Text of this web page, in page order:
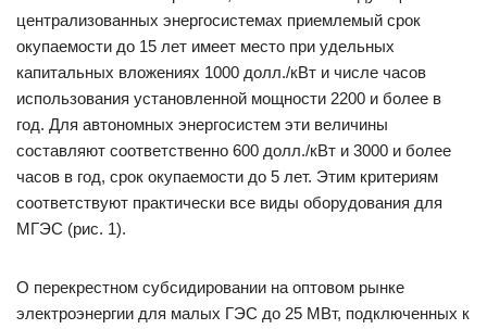
централизованных энергосистемах приемлемый срок
окупаемости до 15 лет имеет место при удельных
капитальных вложениях 1000 долл./кВт и числе часов
использования установленной мощности 2200 и более в
год. Для автономных энергосистем эти величины
составляют соответственно 600 долл./кВт и 3000 и более
часов в год, срок окупаемости до 5 лет. Этим критериям
соответствуют практически все виды оборудования для
МГЭС (рис. 1).
О перекрестном субсидировании на оптовом рынке
электроэнергии для малых ГЭС до 25 МВт, подключенных к